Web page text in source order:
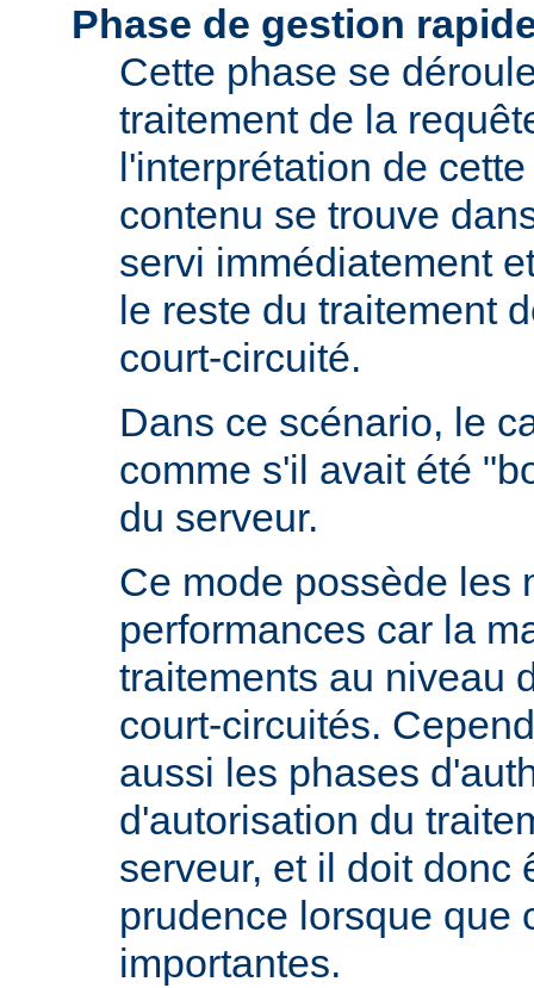
Phase de gestion
Cette phase se
traitement de la
l'interprétation de
contenu se trouve
servi immédiatement
le reste du traitement
court-circuité.
Dans ce scénario, le
comme s'il avait été
du serveur.
Ce mode possède les
performances car la
traitements au niveau
court-circuités.
aussi les phases
d'autorisation du
serveur, et il doit donc
prudence lorsque que
importantes.